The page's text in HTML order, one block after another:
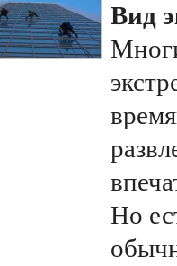
Вид
Но